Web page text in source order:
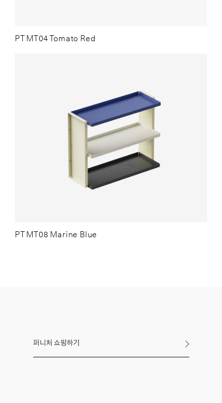
PT MT04 Tomato Red
PT MT08 Marine Blue
퍼니처 쇼핑하기